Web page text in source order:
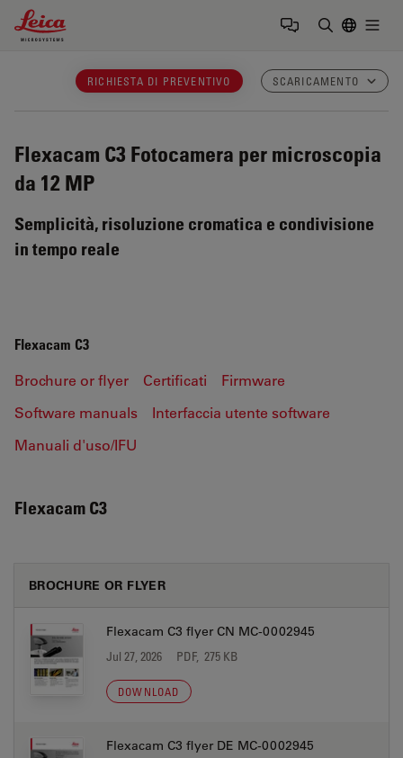
Leica Microsystems Logo
RICHIESTA DI PREVENTIVO SCARICAMENTO
Flexacam C3 Fotocamera per microscopia
da 12 MP
Semplicità, risoluzione cromatica e condivisione
in tempo reale
Flexacam C3
Brochure or flyer Certificati
Firmware
Software manuals
Interfaccia utente software
Manuali d'uso/IFU
Flexacam C3
BROCHURE OR FLYER
Flexacam C3 flyer CN MC-0002945
Jul 27, 2026 PDF, 275 KB
DOWNLOAD
Flexacam C3 flyer DE MC-0002945